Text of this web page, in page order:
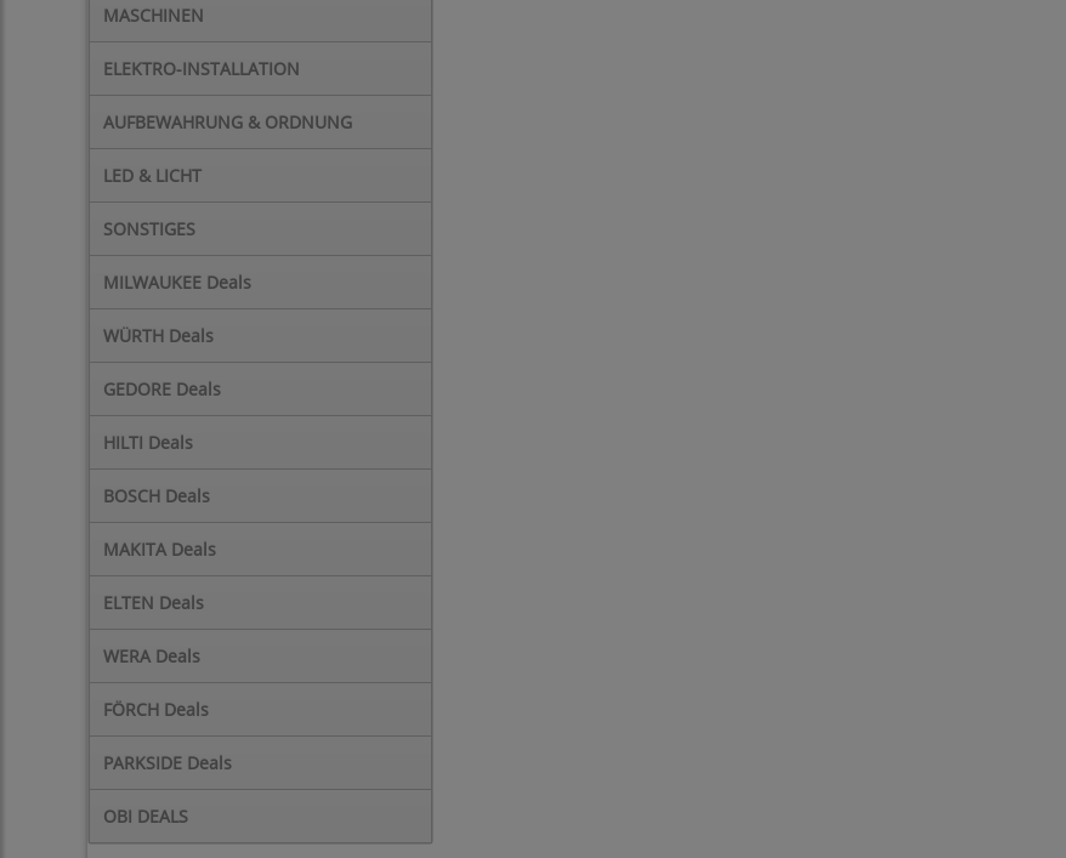
MASCHINEN
ELEKTRO-INSTALLATION
AUFBEWAHRUNG & ORDNUNG
LED & LICHT
SONSTIGES
MILWAUKEE Deals
WÜRTH Deals
GEDORE Deals
HILTI Deals
BOSCH Deals
MAKITA Deals
ELTEN Deals
WERA Deals
FÖRCH Deals
PARKSIDE Deals
OBI DEALS